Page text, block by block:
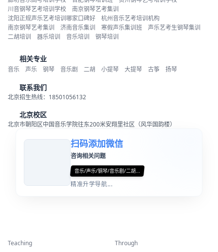
川音钢琴艺考培训学校
南京钢琴艺考集训
沈阳正规声乐艺考培训哪家口碑好
杭州音乐艺考培训机构
南京钢琴艺考集训
济南音乐集训 寒假声乐集训班
声乐艺考生钢琴集训
二胡培训
器乐培训 音乐培训 钢琴培训
相关专业
音乐 声乐 钢琴 音乐剧 二胡 小提琴 大提琴 古筝 扬琴
联系我们
北京招生热线：18501056132
北京校区
北京市朝阳区中国音乐学院往东200米安翔里社区（风华国韵楼）
扫码添加微信
咨询相关问题
音乐/声乐/钢琴/音乐剧/二胡...
精准升学导航...
Teaching
Through